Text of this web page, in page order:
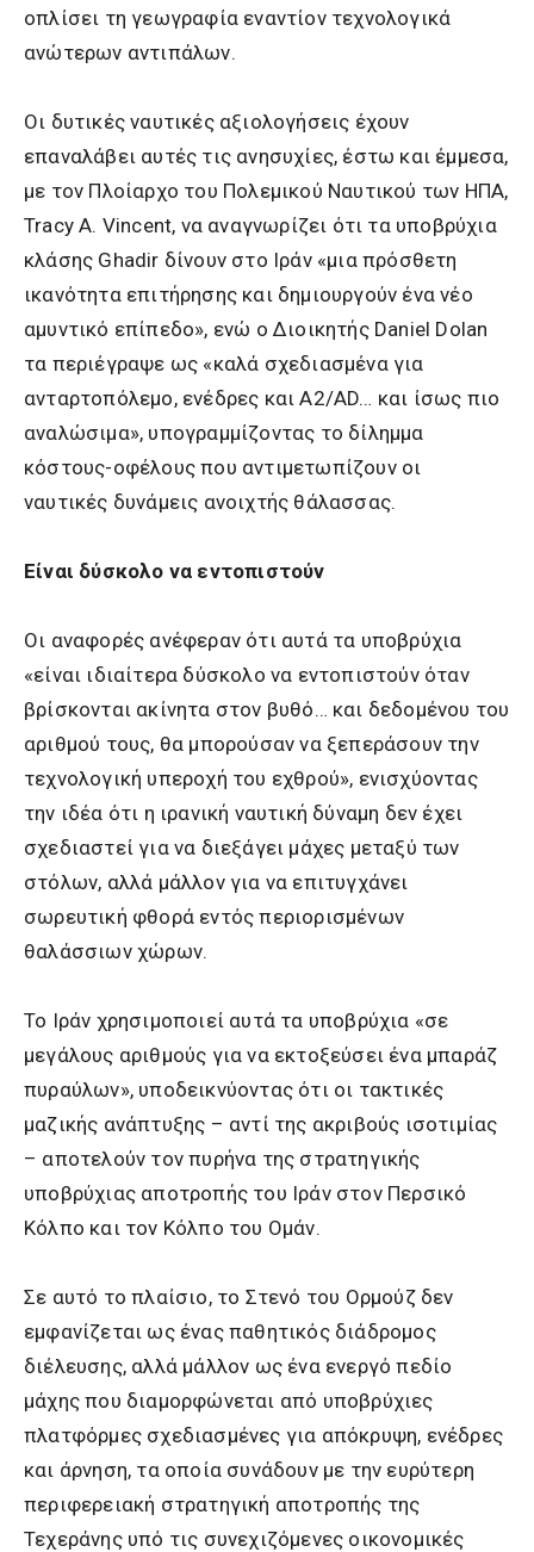
οπλίσει τη γεωγραφία εναντίον τεχνολογικά
ανώτερων αντιπάλων.
Οι δυτικές ναυτικές αξιολογήσεις έχουν
επαναλάβει αυτές τις ανησυχίες, έστω και έμμεσα,
με τον Πλοίαρχο του Πολεμικού Ναυτικού των ΗΠΑ,
Tracy A. Vincent, να αναγνωρίζει ότι τα υποβρύχια
κλάσης Ghadir δίνουν στο Ιράν «μια πρόσθετη
ικανότητα επιτήρησης και δημιουργούν ένα νέο
αμυντικό επίπεδο», ενώ ο Διοικητής Daniel Dolan
τα περιέγραψε ως «καλά σχεδιασμένα για
ανταρτοπόλεμο, ενέδρες και A2/AD… και ίσως πιο
αναλώσιμα», υπογραμμίζοντας το δίλημμα
κόστους-οφέλους που αντιμετωπίζουν οι
ναυτικές δυνάμεις ανοιχτής θάλασσας.
Είναι δύσκολο να εντοπιστούν
Οι αναφορές ανέφεραν ότι αυτά τα υποβρύχια
«είναι ιδιαίτερα δύσκολο να εντοπιστούν όταν
βρίσκονται ακίνητα στον βυθό… και δεδομένου του
αριθμού τους, θα μπορούσαν να ξεπεράσουν την
τεχνολογική υπεροχή του εχθρού», ενισχύοντας
την ιδέα ότι η ιρανική ναυτική δύναμη δεν έχει
σχεδιαστεί για να διεξάγει μάχες μεταξύ των
στόλων, αλλά μάλλον για να επιτυγχάνει
σωρευτική φθορά εντός περιορισμένων
θαλάσσιων χώρων.
Το Ιράν χρησιμοποιεί αυτά τα υποβρύχια «σε
μεγάλους αριθμούς για να εκτοξεύσει ένα μπαράζ
πυραύλων», υποδεικνύοντας ότι οι τακτικές
μαζικής ανάπτυξης – αντί της ακριβούς ισοτιμίας
– αποτελούν τον πυρήνα της στρατηγικής
υποβρύχιας αποτροπής του Ιράν στον Περσικό
Κόλπο και τον Κόλπο του Ομάν.
Σε αυτό το πλαίσιο, το Στενό του Ορμούζ δεν
εμφανίζεται ως ένας παθητικός διάδρομος
διέλευσης, αλλά μάλλον ως ένα ενεργό πεδίο
μάχης που διαμορφώνεται από υποβρύχιες
πλατφόρμες σχεδιασμένες για απόκρυψη, ενέδρες
και άρνηση, τα οποία συνάδουν με την ευρύτερη
περιφερειακή στρατηγική αποτροπής της
Τεχεράνης υπό τις συνεχιζόμενες οικονομικές